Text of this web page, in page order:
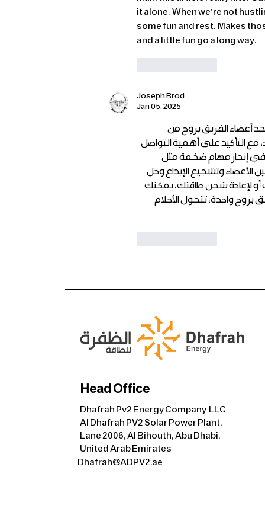
it alone.  When we’re not
some fun and rest.  Makes
and a little fun go a long way.
Joseph Brod
Jan 05, 2025
أعضاء الفريق بروح من
مع التأكيد على أهمية التواصل
في إنجاز مهام ضخمة مثل
الأعضاء وتشجيع الإبداع وحل
لإعادة شحن طاقتك، يمكنك
بروح واحدة، تتحول الأحلام
Head Office
Dhafrah Pv2 Energy Company LLC
Al Dhafrah PV2 Solar Power Plant,
Lane 2006, Al Bihouth, Abu Dhabi,
United Arab Emirates
Dhafrah@ADPV2.ae